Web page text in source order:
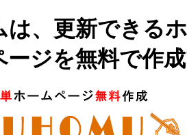
は、更新できる
ジを無料で作成